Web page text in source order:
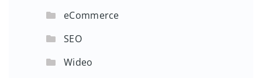
eCommerce
SEO
Wideo